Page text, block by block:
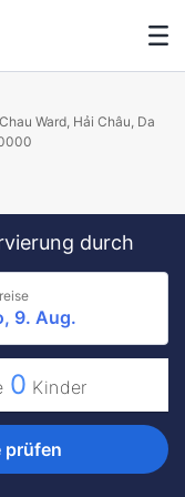
Ward, Hải Châu, Da
durch
9. Aug.
0 Kinder
prüfen